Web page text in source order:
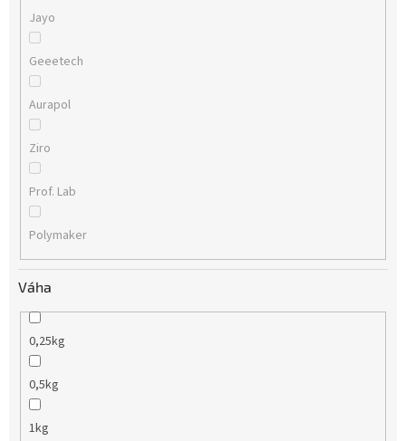
Jayo
Geeetech
Aurapol
Ziro
Prof. Lab
Polymaker
Váha
0,25kg
0,5kg
1kg